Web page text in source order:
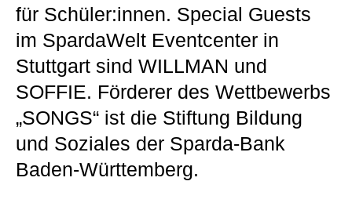
für Schüler:innen. Special Guests
im SpardaWelt Eventcenter in
Stuttgart sind WILLMAN und
SOFFIE. Förderer des Wettbewerbs
„SONGS“ ist die Stiftung Bildung
und Soziales der Sparda-Bank
Baden-Württemberg.